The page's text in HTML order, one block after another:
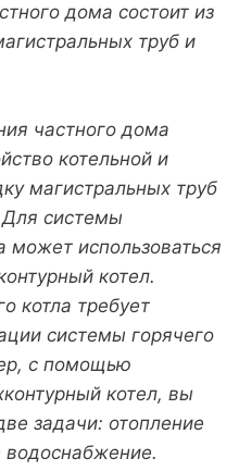
дома состоит из
труб и
частного дома
котельной и
магистральных труб
Для системы
может использоваться
котел.
котла требует
системы горячего
с помощью
котел, вы
задачи: отопление
водоснабжение.